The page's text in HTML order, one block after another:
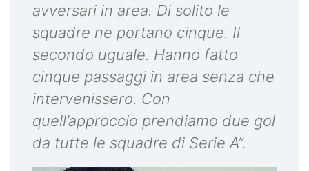
avversari in area. Di solito le
squadre ne portano cinque. Il
secondo uguale. Hanno fatto
cinque passaggi in area senza che
intervenissero. Con
quell’approccio prendiamo due gol
da tutte le squadre di Serie A”.